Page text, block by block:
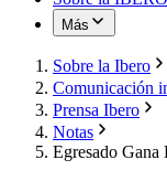
Más
Sobre la Ibero
Comunicación
Prensa Ibero
Notas
Egresado